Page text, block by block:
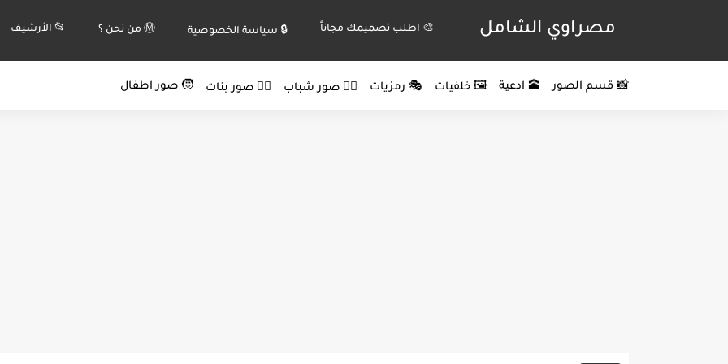
مصراوي الشامل 🎨 اطلب تصميمك مجاناً 🔒 سياسة الخصوصية Ⓜ️ من نحن ؟ 📂 الأرشيف
📸 قسم الصور 🕋 ادعية 🖼️ خلفيات 🎭 رمزيات 🙍‍♂️ صور شباب 🙍‍♀️ صور بنات 🧒 صور اطفال